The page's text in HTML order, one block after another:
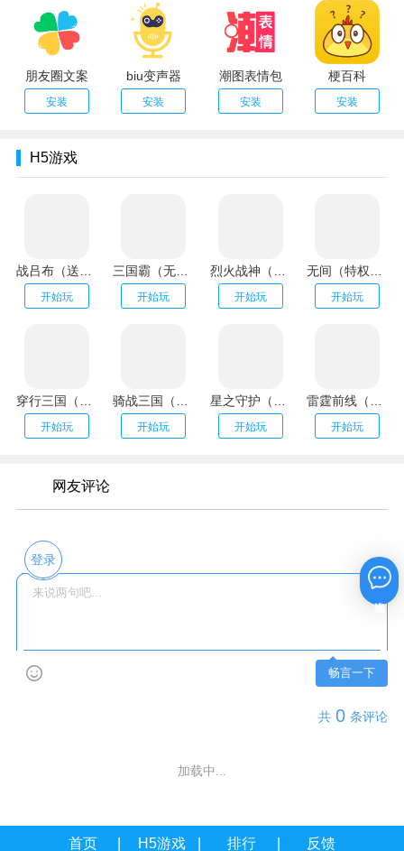
朋友圈文案
安装
biu变声器
安装
潮图表情包
安装
梗百科
安装
H5游戏
开始玩 开始玩 开始玩 开始玩
穿行三国（全武将免充）
开始玩
骑战三国（GM刷充金手指）
开始玩
星之守护（神龙送万充）
开始玩
雷霆前线（送传世100万充）
开始玩
网友评论
登录
畅言一下
共 0 条评论
加载中...
首页 H5游戏 排行 反馈